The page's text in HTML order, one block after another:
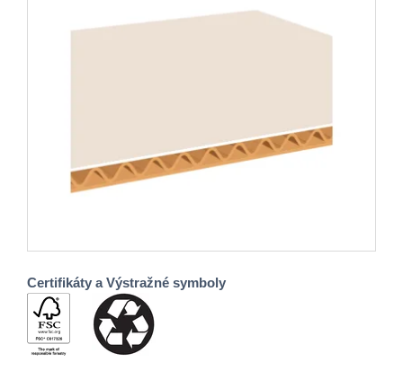
Certifikáty a Výstražné symboly